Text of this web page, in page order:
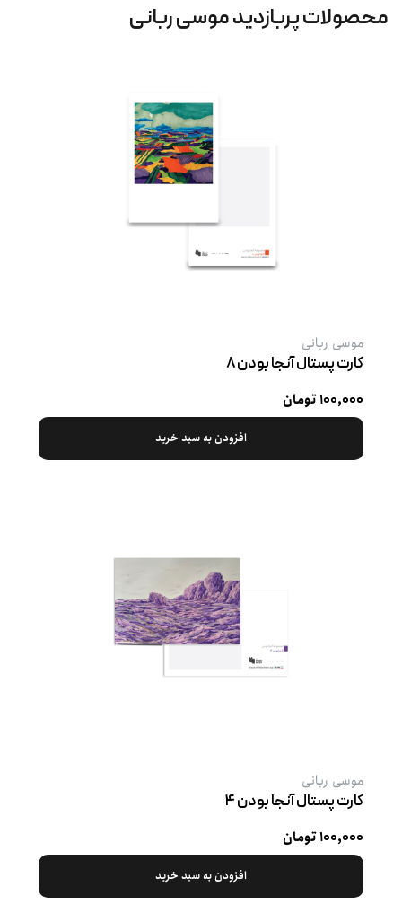
محصولات پربازدید موسی ربانی
موسی ربانی
کارت پستال آنجا بودن ۸
۱۰۰,۰۰۰ تومان
افزودن به سبد خرید
موسی ربانی
کارت پستال آنجا بودن ۴
۱۰۰,۰۰۰ تومان
افزودن به سبد خرید